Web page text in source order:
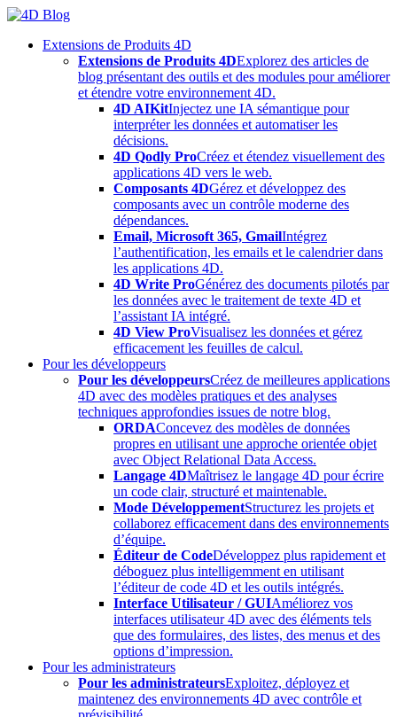
Skip
contentExtensions de Produits 4D
Extensions de Produits 4DExplorez des articles de
blog présentant des outils et des modules pour améliorer
et étendre votre environnement 4D.
4D AIKitInjectez une IA sémantique pour
interpréter les données et automatiser les
décisions.
4D Qodly ProCréez et étendez visuellement des
applications 4D vers le web.
Composants 4DGérez et développez des
composants avec un contrôle moderne des
dépendances.
Email, Microsoft 365, GmailIntégrez
l’authentification, les emails et le calendrier dans
les applications 4D.
4D Write ProGénérez des documents pilotés par
les données avec le traitement de texte 4D et
l’assistant IA intégré.
4D View ProVisualisez les données et gérez
efficacement les feuilles de calcul.
Pour les développeurs
Pour les développeursCréez de meilleures applications
4D avec des modèles pratiques et des analyses
techniques approfondies issues de notre blog.
ORDAConcevez des modèles de données
propres en utilisant une approche orientée objet
avec Object Relational Data Access.
Langage 4DMaîtrisez le langage 4D pour écrire
un code clair, structuré et maintenable.
Mode DéveloppementStructurez les projets et
collaborez efficacement dans des environnements
d’équipe.
Éditeur de CodeDéveloppez plus rapidement et
déboguez plus intelligemment en utilisant
l’éditeur de code 4D et les outils intégrés.
Interface Utilisateur / GUIAméliorez vos
interfaces utilisateur 4D avec des éléments tels
que des formulaires, des listes, des menus et des
options d’impression.
Pour les administrateurs
Pour les administrateursExploitez, déployez et
maintenez des environnements 4D avec contrôle et